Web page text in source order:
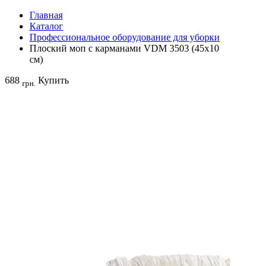
Главная
Каталог
Профессиональное оборудование для уборки
Плоский моп с карманами VDM 3503 (45х10
см)
688 грн. Купить